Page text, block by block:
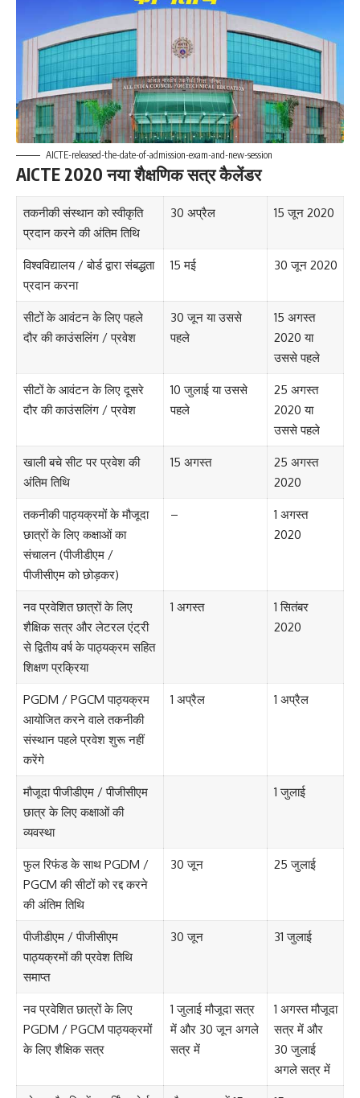
AICTE-released-the-date-of-admission-exam-and-new-session
AICTE 2020 नया शैक्षणिक सत्र कैलेंडर
तकनीकी संस्थान को स्वीकृति
प्रदान करने की अंतिम तिथि
30 अप्रैल 15 जून 2020
विश्वविद्यालय / बोर्ड द्वारा संबद्धता
प्रदान करना
15 मई 30 जून 2020
सीटों के आवंटन के लिए पहले
दौर की काउंसलिंग / प्रवेश
30 जून या उससे
पहले
15 अगस्त
2020 या
उससे पहले
सीटों के आवंटन के लिए दूसरे
दौर की काउंसलिंग / प्रवेश
10 जुलाई या उससे
पहले
25 अगस्त
2020 या
उससे पहले
खाली बचे सीट पर प्रवेश की
अंतिम तिथि
15 अगस्त
25 अगस्त
2020
तकनीकी पाठ्यक्रमों के मौजूदा
छात्रों के लिए कक्षाओं का
संचालन (पीजीडीएम /
पीजीसीएम को छोड़कर)
–
1 अगस्त
2020
नव प्रवेशित छात्रों के लिए
शैक्षिक सत्र और लेटरल एंट्री
से द्वितीय वर्ष के पाठ्यक्रम सहित
शिक्षण प्रक्रिया
1 अगस्त
1 सितंबर
2020
PGDM / PGCM पाठ्यक्रम
आयोजित करने वाले तकनीकी
संस्थान पहले प्रवेश शुरू नहीं
करेंगे
1 अप्रैल 1 अप्रैल
मौजूदा पीजीडीएम / पीजीसीएम
छात्र के लिए कक्षाओं की
व्यवस्था
1 जुलाई
फुल रिफंड के साथ PGDM /
PGCM की सीटों को रद्द करने
की अंतिम तिथि
30 जून 25 जुलाई
पीजीडीएम / पीजीसीएम
पाठ्यक्रमों की प्रवेश तिथि
समाप्त
30 जून 31 जुलाई
नव प्रवेशित छात्रों के लिए
PGDM / PGCM पाठ्यक्रमों
के लिए शैक्षिक सत्र
1 जुलाई मौजूदा सत्र
में और 30 जून अगले
सत्र में
1 अगस्त मौजूदा
सत्र में और
30 जुलाई
अगले सत्र में